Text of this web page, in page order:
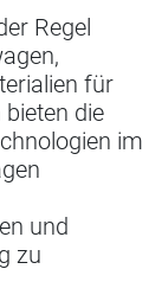
Regel
für
die
im
und
zu